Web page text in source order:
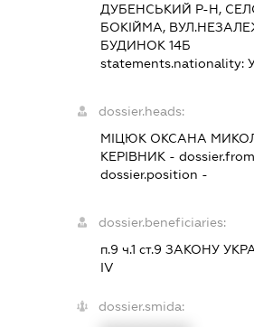
ДУБЕНСЬКИЙ Р-Н,
БОКІЙМА,
БУДИНОК 14Б
statements.nationality:
dossier.heads:
МІЦЮК ОКСАНА
КЕРІВНИК- dossier.from
dossier.position -
dossier.beneficiaries:
п.9 ч.1 ст.9 ЗАКОНУ
IV
dossier.smida: